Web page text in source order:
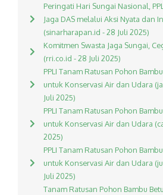
Peringati Hari Sungai Nasional,
Jaga DAS melalui Aksi Nyata dan
(sinarharapan.id - 28 Juli 2025)
Komitmen Swasta Jaga Sungai,
(rri.co.id - 28 Juli 2025)
PPLI Tanam Ratusan Pohon
untuk Konservasi Air dan Udara
Juli 2025)
PPLI Tanam Ratusan Pohon
untuk Konservasi Air dan Udara
2025)
PPLI Tanam Ratusan Pohon
untuk Konservasi Air dan Udara
Juli 2025)
Tanam Ratusan Pohon Bambu